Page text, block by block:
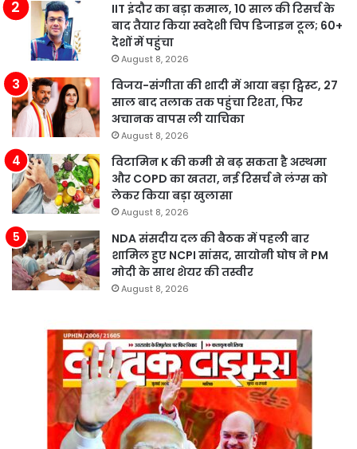
IIT इंदौर का बड़ा कमाल, 10 साल की रिसर्च के
बाद तैयार किया स्वदेशी चिप डिजाइन टूल; 60+
देशों में पहुंचा
August 8, 2026
विजय-संगीता की शादी में आया बड़ा ट्विस्ट, 27
साल बाद तलाक तक पहुंचा रिश्ता, फिर
अचानक वापस ली याचिका
August 8, 2026
विटामिन K की कमी से बढ़ सकता है अस्थमा
और COPD का खतरा, नई रिसर्च ने लंग्स को
लेकर किया बड़ा खुलासा
August 8, 2026
NDA संसदीय दल की बैठक में पहली बार
शामिल हुए NCPI सांसद, सायोनी घोष ने PM
मोदी के साथ शेयर की तस्वीर
August 8, 2026